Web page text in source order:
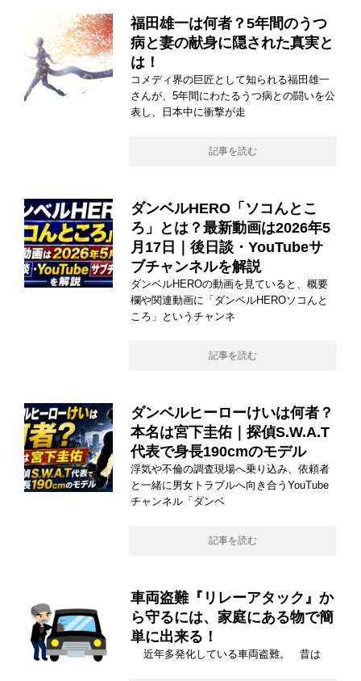
福田雄一は何者？5年間のうつ
病と妻の献身に隠された真実と
は！
コメディ界の巨匠として知られる福田雄一
さんが、5年間にわたるうつ病との闘いを公
表し、日本中に衝撃が走
記事を読む
ダンベルHERO「ソコんとこ
ろ」とは？最新動画は2026年5
月17日｜後日談・YouTubeサ
ブチャンネルを解説
ダンベルHEROの動画を見ていると、概要
欄や関連動画に「ダンベルHEROソコんと
ころ」というチャンネ
記事を読む
ダンベルヒーローけいは何者？
本名は宮下圭佑｜探偵S.W.A.T
代表で身長190cmのモデル
浮気や不倫の調査現場へ乗り込み、依頼者
と一緒に男女トラブルへ向き合うYouTube
チャンネル「ダンベ
記事を読む
車両盗難『リレーアタック』か
ら守るには、家庭にある物で簡
単に出来る！
近年多発化している車両盗難。 昔は